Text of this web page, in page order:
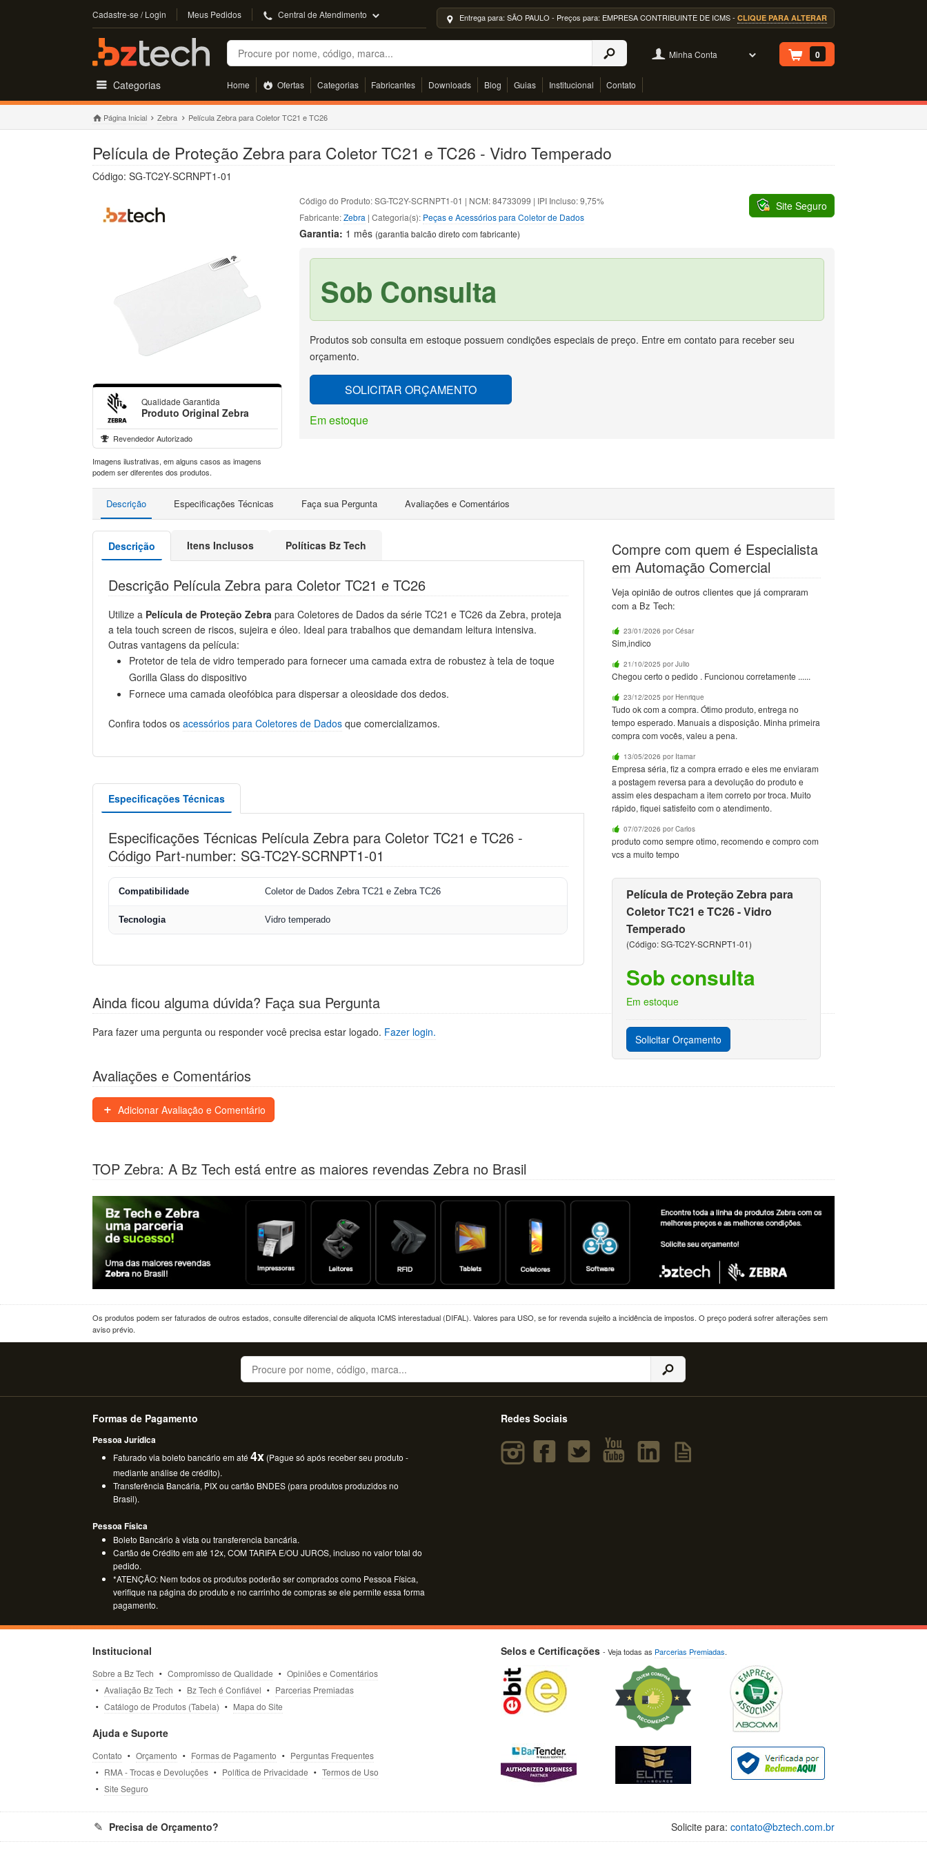
Cadastre-se / Login Meus Pedidos Central de Atendimento Entrega para: SÃO PAULO - Preços para: EMPRESA CONTRIBUINTE DE ICMS - CLIQUE PARA ALTERAR
Buscar
Minha Conta 0
Categorias Home Ofertas Categorias Fabricantes Downloads Blog Guias Institucional Contato
Página Inicial Zebra Película Zebra para Coletor TC21 e TC26
Película de Proteção Zebra para Coletor TC21 e TC26 - Vidro Temperado
Código: SG-TC2Y-SCRNPT1-01
Site Seguro
Qualidade Garantida
Produto Original Zebra
Revendedor Autorizado
Imagens ilustrativas, em alguns casos as imagens
podem ser diferentes dos produtos.
Código do Produto: SG-TC2Y-SCRNPT1-01 | NCM: 84733099 | IPI Incluso: 9,75%
Fabricante:Zebra | Categoria(s): Peças e Acessórios para Coletor de Dados
Garantia: 1 mês (garantia balcão direto com fabricante)
Sob Consulta
Produtos sob consulta em estoque possuem condições especiais de preço. Entre em contato para receber seu
orçamento.
SOLICITAR ORÇAMENTO
Em estoque
Descrição Especificações Técnicas Faça sua Pergunta Avaliações e Comentários
Descrição Itens Inclusos Políticas Bz Tech
Descrição Película Zebra para Coletor TC21 e TC26
Utilize a Película de Proteção Zebra para Coletores de Dados da série TC21 e TC26 da Zebra, proteja
a tela touch screen de riscos, sujeira e óleo. Ideal para trabalhos que demandam leitura intensiva.
Outras vantagens da película:
Protetor de tela de vidro temperado para fornecer uma camada extra de robustez à tela de toque
Gorilla Glass do dispositivo
Fornece uma camada oleofóbica para dispersar a oleosidade dos dedos.
Confira todos osacessórios para Coletores de Dados que comercializamos.
Especificações Técnicas
Especificações Técnicas Película Zebra para Coletor TC21 e TC26 -
Código Part-number: SG-TC2Y-SCRNPT1-01
Compatibilidade Coletor de Dados Zebra TC21 e Zebra TC26
Tecnologia Vidro temperado
Compre com quem é Especialista
em Automação Comercial
Veja opinião de outros clientes que já compraram
com a Bz Tech:
23/01/2026 por César
Sim,indico
21/10/2025 por Julio
Chegou certo o pedido . Funcionou corretamente ......
23/12/2025 por Henrique
Tudo ok com a compra. Ótimo produto, entrega no
tempo esperado. Manuais a disposição. Minha primeira
compra com vocês, valeu a pena.
13/05/2026 por Itamar
Empresa séria, fiz a compra errado e eles me enviaram
a postagem reversa para a devolução do produto e
assim eles despacham a item correto por troca. Muito
rápido, fiquei satisfeito com o atendimento.
07/07/2026 por Carlos
produto como sempre otimo, recomendo e compro com
vcs a muito tempo
Película de Proteção Zebra para
Coletor TC21 e TC26 - Vidro
Temperado
(Código: SG-TC2Y-SCRNPT1-01)
Sob consulta
Em estoque
Solicitar Orçamento
Ainda ficou alguma dúvida? Faça sua Pergunta
Para fazer uma pergunta ou responder você precisa estar logado. Fazer login.
Avaliações e Comentários
Adicionar Avaliação e Comentário
TOP Zebra: A Bz Tech está entre as maiores revendas Zebra no Brasil
Os produtos podem ser faturados de outros estados, consulte diferencial de aliquota ICMS interestadual (DIFAL). Valores para USO, se for revenda sujeito a incidência de impostos. O preço poderá sofrer alterações sem
aviso prévio.
Buscar
Formas de Pagamento
Pessoa Jurídica
Faturado via boleto bancário em até4x (Pague só após receber seu produto -
mediante análise de crédito).
Transferência Bancária, PIX ou cartão BNDES (para produtos produzidos no
Brasil).
Pessoa Física
Boleto Bancário à vista ou transferencia bancária.
Cartão de Crédito em até 12x, COM TARIFA E/OU JUROS, incluso no valor total do
pedido.
*ATENÇÃO: Nem todos os produtos poderão ser comprados como Pessoa Física,
verifique na página do produto e no carrinho de compras se ele permite essa forma
pagamento.
Redes Sociais
Institucional
Sobre a Bz Tech Compromisso de Qualidade
Opiniões e Comentários
Avaliação Bz Tech
Bz Tech é Confiável
Parcerias Premiadas
Catálogo de Produtos (Tabela)
Mapa do Site
Ajuda e Suporte
Contato Orçamento Formas de Pagamento
Perguntas Frequentes
RMA - Trocas e Devoluções
Política de Privacidade
Termos de Uso
Site Seguro
Selos e Certificações - Veja todas as Parcerias Premiadas.
Precisa de Orçamento? Solicite para: contato@bztech.com.br